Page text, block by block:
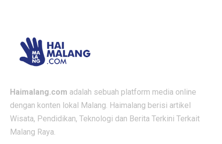
Haimalang.com adalah sebuah platform media online
dengan konten lokal Malang. Haimalang berisi artikel
Wisata, Pendidikan, Teknologi dan Berita Terkini Terkait
Malang Raya.